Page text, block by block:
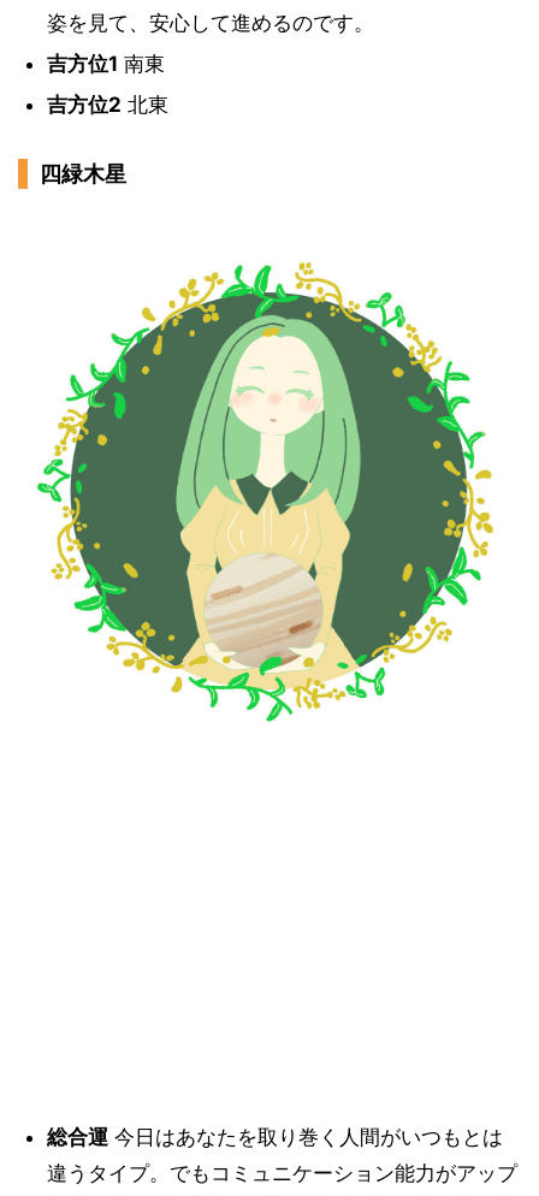
姿を見て、安心して進めるのです。
吉方位1 南東
吉方位2 北東
四緑木星
総合運今日はあなたを取り巻く人間がいつもとは
違うタイプ。でもコミュニケーション能力がアップ